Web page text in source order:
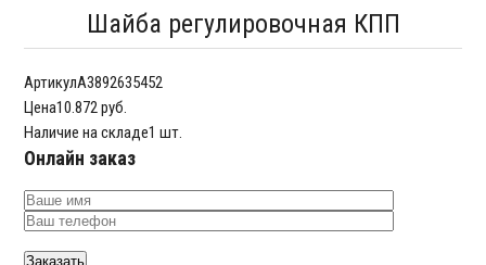
Шайба регулировочная КПП
АртикулA3892635452
Цена10.872 руб.
Наличие на складе1 шт.
Онлайн заказ